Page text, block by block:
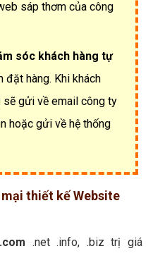
sáp thơm của công
sóc khách hàng tự
đặt hàng. Khi khách
sẽ gửi về email công ty
hoặc gửi về hệ thống
thiết kế Website
.net .info, .biz trị giá